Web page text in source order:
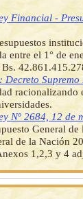
Financial -
entre el 1° de
Bs.
Decreto Supremo
racionalizando
Nº 2684, 12 de
General
de la Nación
1,2,3 y 4